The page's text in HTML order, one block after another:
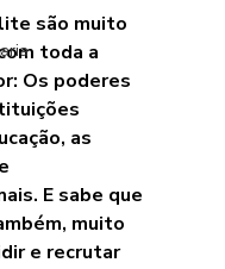
são muito
toda a
Os poderes
as
E sabe que
muito
e recrutar